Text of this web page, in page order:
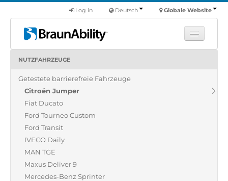
Globale Website
Deutsch
Log in
Produkte
Nutzfahrzeuge
Über uns
Finde einen Händler
NUTZFAHRZEUGE
Getestete barrierefreie Fahrzeuge
Citroën Jumper
Fiat Ducato
Ford Tourneo Custom
Ford Transit
IVECO Daily
MAN TGE
Maxus Deliver 9
Mercedes-Benz Sprinter